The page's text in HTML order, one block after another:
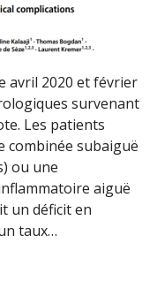
avril 2020 et février
survenant
Les patients
combinée subaiguë
ou une
aiguë
un déficit en
taux…